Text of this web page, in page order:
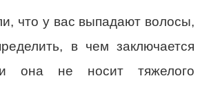
что у вас выпадают волосы,
в чем заключается
она не носит тяжелого